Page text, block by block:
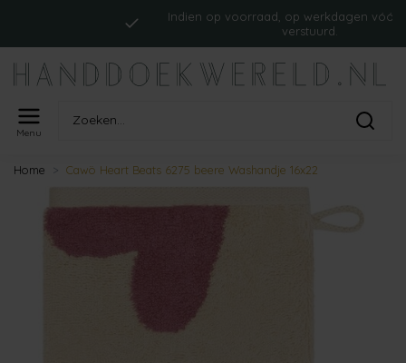
Indien op voorraad, op werkdagen vóór 16:00
verstuurd.
Menu
Home Cawö Heart Beats 6275 beere Washandje 16x22